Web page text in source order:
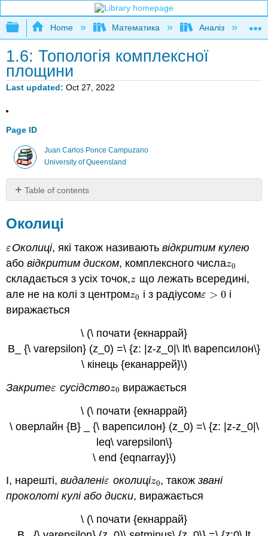
Expand/collapse global hierarchy
Home Математика Аналіз
1.6: Топологія комплексної
площини
Last updated Oct 27, 2022
Page ID
Juan Carlos Ponce Campuzano
University of Queensland
Table of contents
Класифікація
Топологічний
простір
Околиці
ε
εОколиці, які також називаютьвідкритим кулею
абовідкритим диском, комплексного числаz0
z0
складається з усіх точок,z
z що лежать всередині,
але не на колі з центромz0
z0 і з радіусомε > 0
ε>0
і
виражається
\ (\ почати {екнаррай}
B_ {\ varepsilon} (z_0) =\ {z: |z-z_0|\ lt\ варепсилон\}
\ кінець {еканаррей}\)
Закритеε
ε сусідствоz0
z0 виражається
\ (\ почати {екнаррай}
\ оверлайн {B} _ {\ варепсилон} (z_0) =\ {z: |z-z_0|\
leq\ varepsilon\}
\ end {eqnarray}\)
І, нарешті,видаленіε
ε околиціz0
z0, такожзвані
проколоті кулі або диски, виражається
\ (\ почати {екнаррай}